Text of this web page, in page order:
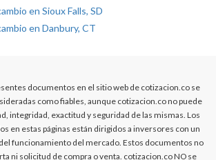
en Sioux Falls, SD
en Danbury, CT
documentos en el sitio web de cotizacion.co se
como fiables, aunque cotizacion.co no puede
integridad, exactitud y seguridad de las mismas. Los
en estas páginas están dirigidos a inversores con un
funcionamiento del mercado. Estos documentos no
ni solicitud de compra o venta. cotizacion.co NO se